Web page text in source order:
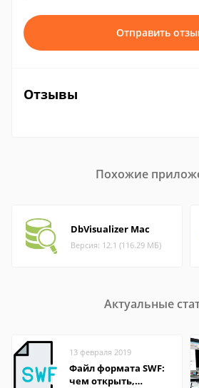
Отправить
Отзывы
Похожие
DbVisualizer Mac
Версия: 12.1 (116.29 МБ)
Актуальные
13 февраля 2019
Файл формата SWF:
чем открыть,